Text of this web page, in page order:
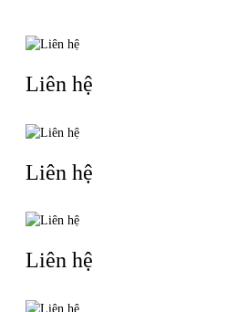
Liên hệ
Liên hệ
Liên hệ